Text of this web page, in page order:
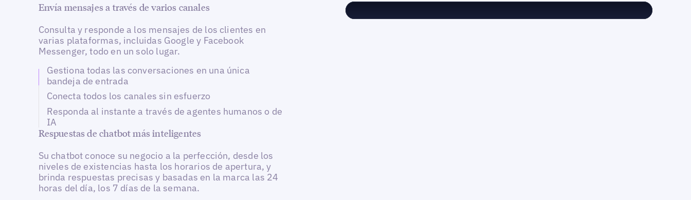
Envía mensajes a través de varios canales
Consulta y responde a los mensajes de los clientes en
varias plataformas, incluidas Google y Facebook
Messenger, todo en un solo lugar.
Gestiona todas las conversaciones en una única
bandeja de entrada
Conecta todos los canales sin esfuerzo
Responda al instante a través de agentes humanos o de
IA
Respuestas de chatbot más inteligentes
Su chatbot conoce su negocio a la perfección, desde los
niveles de existencias hasta los horarios de apertura, y
brinda respuestas precisas y basadas en la marca las 24
horas del día, los 7 días de la semana.